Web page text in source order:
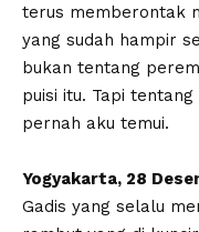
terus memberontak
yang sudah hampir
bukan tentang
puisi itu. Tapi
pernah aku temui.
Yogyakarta, 28
Gadis yang selalu